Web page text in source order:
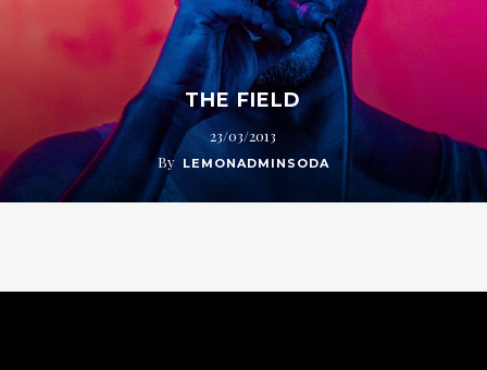
THE FIELD
23/03/2013
By LEMONADMINSODA